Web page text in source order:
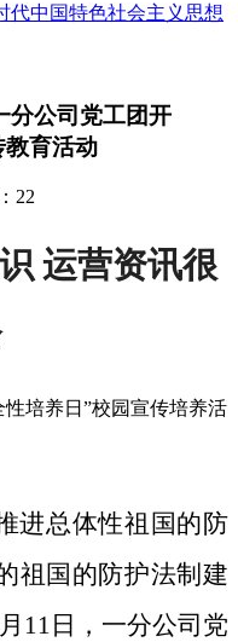
代中国特色社会主义思想
分公司党工团开
教育活动
22
运营资讯很
培养日”校园宣传培养活
进总体性祖国的防
祖国的防护法制建
11日，一分公司党